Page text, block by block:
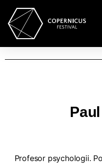
Profesor psychologii.